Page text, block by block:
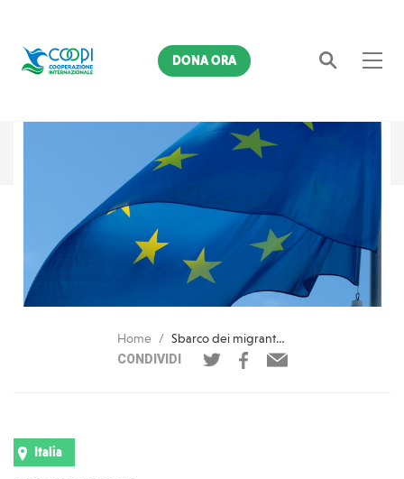
DONA ORA
Home
Sbarco dei migranti, lettera alle istituzioni europee
CONDIVIDI
Italia